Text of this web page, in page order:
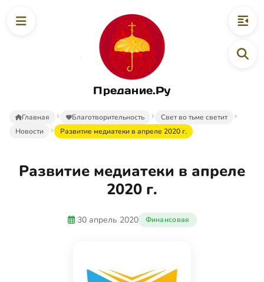
Предание.Ру
Главная Благотворительность
Свет во тьме светит
Новости
Развитие медиатеки в апреле 2020 г.
Развитие медиатеки в апреле
2020 г.
30 апрель 2020 Финансовая